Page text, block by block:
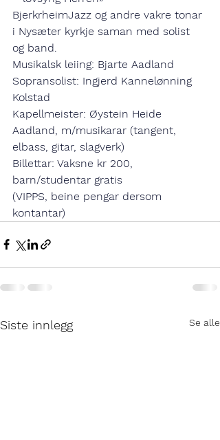
BjerkrheimJazz og andre vakre tonar
i Nysæter kyrkje saman med solist
og band.
Musikalsk leiing: Bjarte Aadland
Sopransolist: Ingjerd Kannelønning
Kolstad
Kapellmeister: Øystein Heide
Aadland, m/musikarar (tangent,
elbass, gitar, slagverk)
Billettar: Vaksne kr 200,
barn/studentar gratis
(VIPPS, beine pengar dersom
kontantar)
Siste innlegg Se alle